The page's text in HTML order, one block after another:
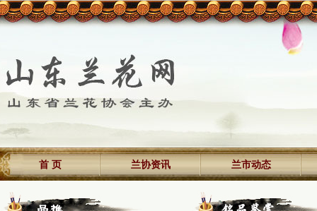
首 页 兰协资讯 兰市动态